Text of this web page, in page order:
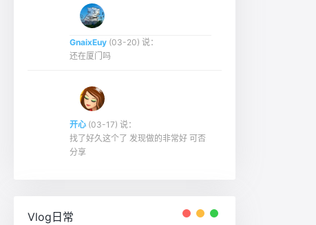
GnaixEuy (03-20) 说：
还在厦门吗
开心 (03-17) 说：
找了好久这个了 发现做的非常好 可否
分享
Vlog日常